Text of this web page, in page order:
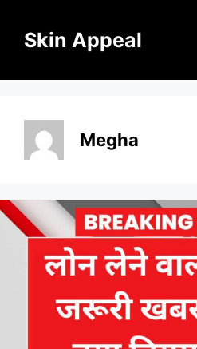
contentSkin Appeal
Megha